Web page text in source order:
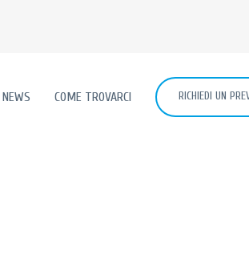
NEWS COME TROVARCI RICHIEDI UN